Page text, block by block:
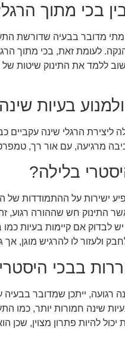
בכי מתוך
מדובר בבעיה שדורשת
לעומת זאת, בכי מתוך
ללמד את התינוק שיטות
בעיות
ליצירת הרגלי שינה
מרגיעה, עם אור רך,
בלילה?
ישירות על ההתמודדות של
חש שההורה רגוע,
אם קיימות בעיות
ולעזור לו להרגיש מוגן,
בבכי
ייתכן שמדובר בבעיה
שינה חמורות יותר, כמו
להיות פתרון מצוין,